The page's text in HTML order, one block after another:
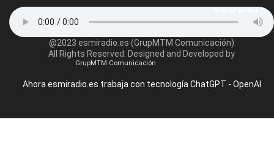
@2023 esmiradio.es (GrupMTM Comunicación)
All Rights Reserved. Designed and Developed by
GrupMTM Comunicación
Ahora esmiradio.es trabaja con tecnología ChatGPT - OpenAI